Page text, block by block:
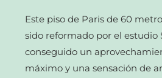
Este piso de Paris de 60
sido reformado por el estudio
conseguido un
máximo y una sensación de